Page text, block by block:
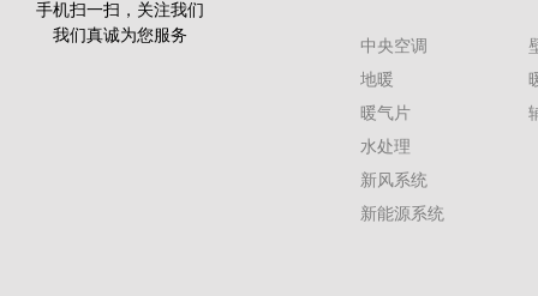
手机扫一扫，关注我们
我们真诚为您服务
中央空调
地暖
暖气片
水处理
新风系统
新能源系统